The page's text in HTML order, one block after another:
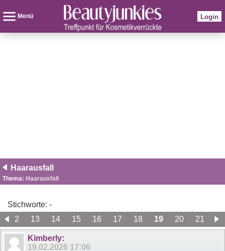
Menü Login
Haarausfall
Thema: Haarausfall
Stichworte: -
12
13 14 15 16 17 18 19 20 21
Kimberly:
19.02.2026 17:06